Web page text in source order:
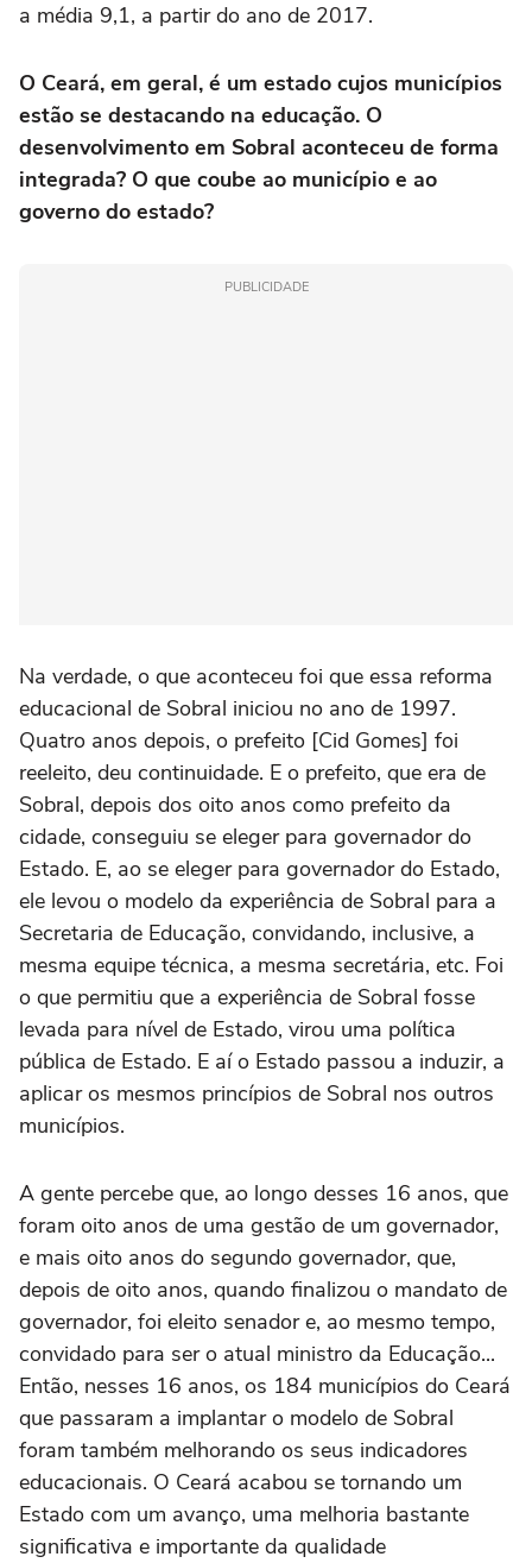
a média 9,1, a partir do ano de 2017.
O Ceará, em geral, é um estado cujos municípios
estão se destacando na educação. O
desenvolvimento em Sobral aconteceu de forma
integrada? O que coube ao município e ao
governo do estado?
PUBLICIDADE
Na verdade, o que aconteceu foi que essa reforma
educacional de Sobral iniciou no ano de 1997.
Quatro anos depois, o prefeito [Cid Gomes] foi
reeleito, deu continuidade. E o prefeito, que era de
Sobral, depois dos oito anos como prefeito da
cidade, conseguiu se eleger para governador do
Estado. E, ao se eleger para governador do Estado,
ele levou o modelo da experiência de Sobral para a
Secretaria de Educação, convidando, inclusive, a
mesma equipe técnica, a mesma secretária, etc. Foi
o que permitiu que a experiência de Sobral fosse
levada para nível de Estado, virou uma política
pública de Estado. E aí o Estado passou a induzir, a
aplicar os mesmos princípios de Sobral nos outros
municípios.
A gente percebe que, ao longo desses 16 anos, que
foram oito anos de uma gestão de um governador,
e mais oito anos do segundo governador, que,
depois de oito anos, quando finalizou o mandato de
governador, foi eleito senador e, ao mesmo tempo,
convidado para ser o atual ministro da Educação...
Então, nesses 16 anos, os 184 municípios do Ceará
que passaram a implantar o modelo de Sobral
foram também melhorando os seus indicadores
educacionais. O Ceará acabou se tornando um
Estado com um avanço, uma melhoria bastante
significativa e importante da qualidade